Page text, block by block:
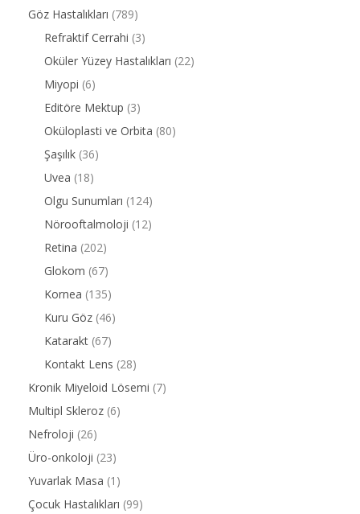
Göz Hastalıkları (789)
Refraktif Cerrahi (3)
Oküler Yüzey Hastalıkları (22)
Miyopi (6)
Editöre Mektup (3)
Oküloplasti ve Orbita (80)
Şaşılık (36)
Uvea (18)
Olgu Sunumları (124)
Nörooftalmoloji (12)
Retina (202)
Glokom (67)
Kornea (135)
Kuru Göz (46)
Katarakt (67)
Kontakt Lens (28)
Kronik Miyeloid Lösemi (7)
Multipl Skleroz (6)
Nefroloji (26)
Üro-onkoloji (23)
Yuvarlak Masa (1)
Çocuk Hastalıkları (99)